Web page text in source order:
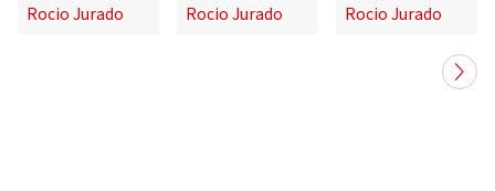
Rocio Jurado
Rocio Jurado
Rocio Jurado